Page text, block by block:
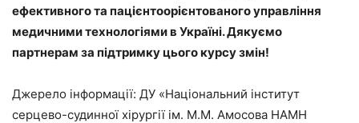
ефективного та пацієнтоорієнтованого управління
медичними технологіями в Україні. Дякуємо
партнерам за підтримку цього курсу змін!
Джерело інформації: ДУ «Національний інститут
серцево-судинної хірургії ім. М.М. Амосова НАМН